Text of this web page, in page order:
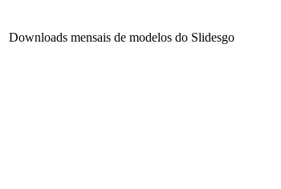
Downloads mensais de modelos do Slidesgo